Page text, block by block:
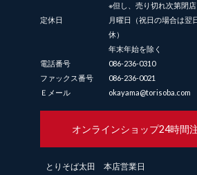
※但し、売り切れ次第閉店
定休日
月曜日（祝日の場合は翌
休）
年末年始を除く
電話番号
086-236-0310
ファックス番号
086-236-0021
Ｅメール
okayama@torisoba.com
オンラインショップ24時間
とりそば太田 本店営業日